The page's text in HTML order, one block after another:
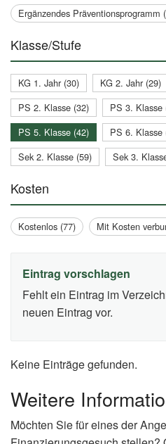
Keine Einträge gefunden.
Weitere
Möchten Sie für eines der
Ergänzendes Präventionsprogramm
Klasse/Stufe
KG 1. Jahr (30) KG 2. Jahr (29)
PS 2. Klasse (32)
PS 3. Klasse
PS 5. Klasse (42)
PS 6. Klasse
Sek 2. Klasse (59)
Sek 3.
Kosten
Kostenlos (77) Mit Kosten
Eintrag vorschlagen
Fehlt ein Eintrag im
neuen Eintrag vor.